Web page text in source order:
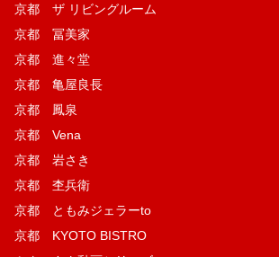
京都 ザ リビングルーム
京都 冨美家
京都 進々堂
京都 亀屋良長
京都 鳳泉
京都 Vena
京都 岩さき
京都 杢兵衛
京都 ともみジェラーto
京都 KYOTO BISTRO